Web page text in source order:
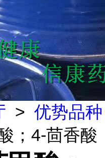
> 优势品种
；4-茴香酸